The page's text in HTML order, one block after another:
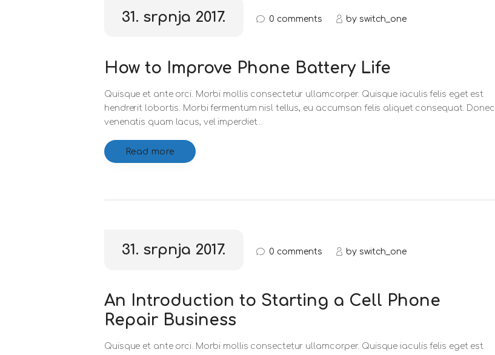
31. srpnja 2017. 0 comments by switch_one
How to Improve Phone Battery Life
Quisque et ante orci. Morbi mollis consectetur ullamcorper. Quisque iaculis felis eget est
hendrerit lobortis. Morbi fermentum nisl tellus, eu accumsan felis aliquet consequat. Donec
venenatis quam lacus, vel imperdiet…
Read more
31. srpnja 2017. 0 comments by switch_one
An Introduction to Starting a Cell Phone
Repair Business
Quisque et ante orci. Morbi mollis consectetur ullamcorper. Quisque iaculis felis eget est